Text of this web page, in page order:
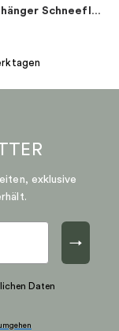
Charm-Anhänger Schneeflocke
exklusive
→
Daten